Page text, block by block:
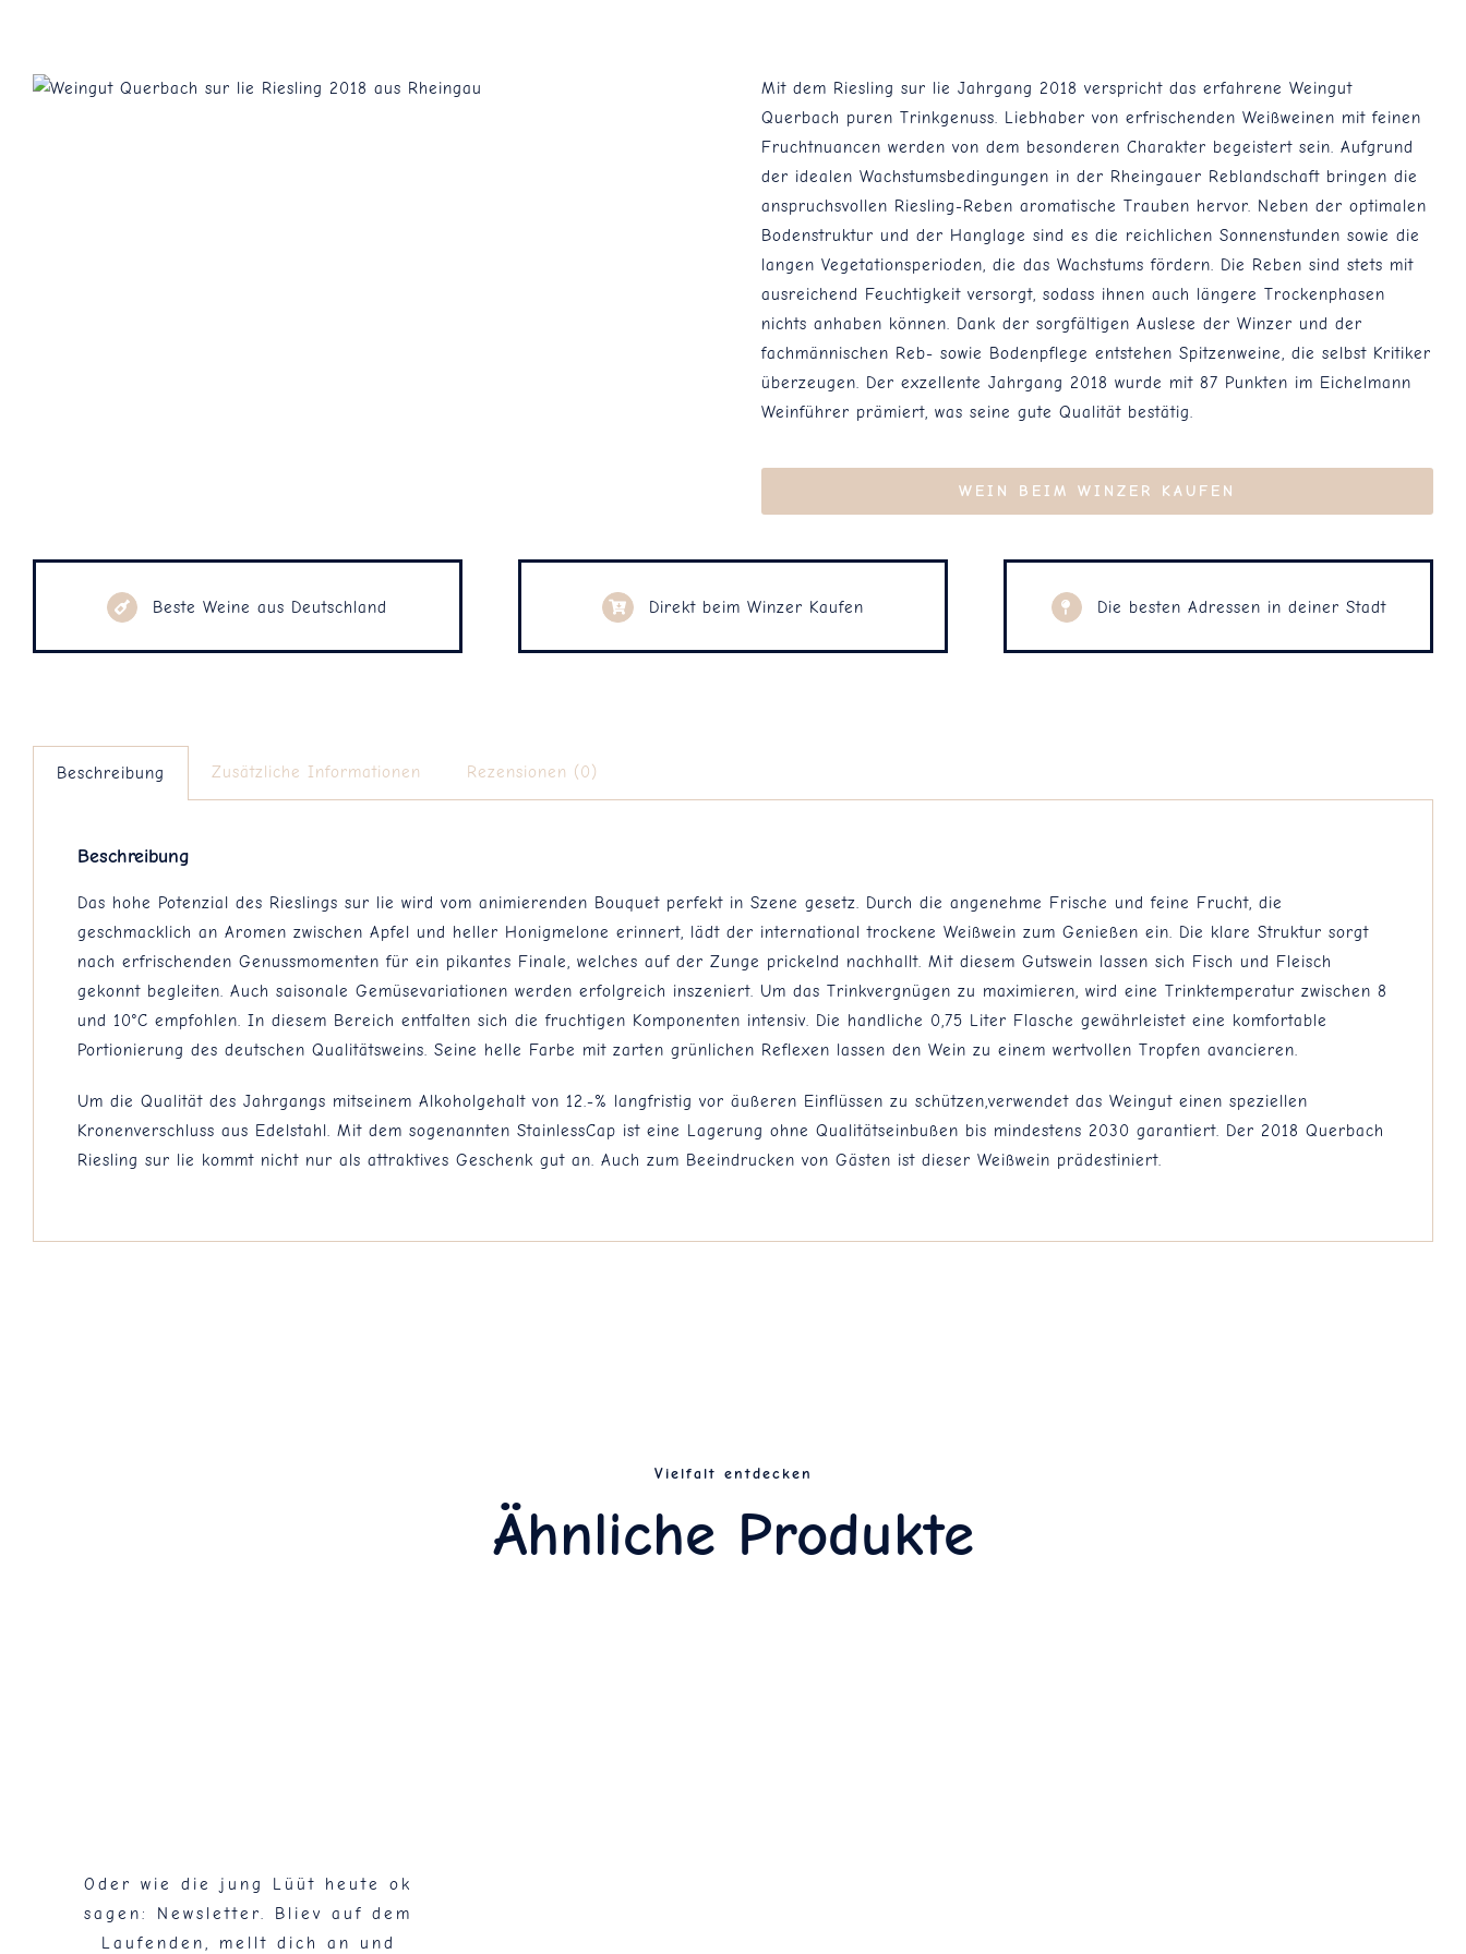
Mit dem Riesling sur lie Jahrgang 2018 verspricht das erfahrene Weingut
Querbach puren Trinkgenuss. Liebhaber von erfrischenden Weißweinen mit feinen
Fruchtnuancen werden von dem besonderen Charakter begeistert sein. Aufgrund
der idealen Wachstumsbedingungen in der Rheingauer Reblandschaft bringen die
anspruchsvollen Riesling-Reben aromatische Trauben hervor. Neben der optimalen
Bodenstruktur und der Hanglage sind es die reichlichen Sonnenstunden sowie die
langen Vegetationsperioden, die das Wachstums fördern. Die Reben sind stets mit
ausreichend Feuchtigkeit versorgt, sodass ihnen auch längere Trockenphasen
nichts anhaben können. Dank der sorgfältigen Auslese der Winzer und der
fachmännischen Reb- sowie Bodenpflege entstehen Spitzenweine, die selbst Kritiker
überzeugen. Der exzellente Jahrgang 2018 wurde mit 87 Punkten im Eichelmann
Weinführer prämiert, was seine gute Qualität bestätig.
WEIN BEIM WINZER KAUFEN
Beste Weine aus Deutschland Direkt beim Winzer Kaufen Die besten Adressen in deiner Stadt
Beschreibung Zusätzliche Informationen Rezensionen (0)
Beschreibung
Das hohe Potenzial des Rieslings sur lie wird vom animierenden Bouquet perfekt in Szene gesetz. Durch die angenehme Frische und feine Frucht, die
geschmacklich an Aromen zwischen Apfel und heller Honigmelone erinnert, lädt der international trockene Weißwein zum Genießen ein. Die klare Struktur sorgt
nach erfrischenden Genussmomenten für ein pikantes Finale, welches auf der Zunge prickelnd nachhallt. Mit diesem Gutswein lassen sich Fisch und Fleisch
gekonnt begleiten. Auch saisonale Gemüsevariationen werden erfolgreich inszeniert. Um das Trinkvergnügen zu maximieren, wird eine Trinktemperatur zwischen 8
und 10°C empfohlen. In diesem Bereich entfalten sich die fruchtigen Komponenten intensiv. Die handliche 0,75 Liter Flasche gewährleistet eine komfortable
Portionierung des deutschen Qualitätsweins. Seine helle Farbe mit zarten grünlichen Reflexen lassen den Wein zu einem wertvollen Tropfen avancieren.
Um die Qualität des Jahrgangs mitseinem Alkoholgehalt von 12.-% langfristig vor äußeren Einflüssen zu schützen,verwendet das Weingut einen speziellen
Kronenverschluss aus Edelstahl. Mit dem sogenannten StainlessCap ist eine Lagerung ohne Qualitätseinbußen bis mindestens 2030 garantiert. Der 2018 Querbach
Riesling sur lie kommt nicht nur als attraktives Geschenk gut an. Auch zum Beeindrucken von Gästen ist dieser Weißwein prädestiniert.
Vielfalt entdecken
Ähnliche Produkte
Oder wie die jung Lüüt heute ok
sagen: Newsletter. Bliev auf dem
Laufenden, mellt dich an und